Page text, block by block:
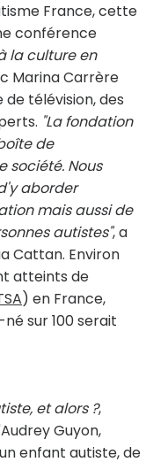
France, cette
conférence
la culture en
Marina Carrère
télévision, des
"La fondation
de
société. Nous
aborder
mais aussi de
autistes", a
Cattan. Environ
atteints de
) en France,
sur 100 serait
et alors ?,
Guyon,
enfant autiste, de